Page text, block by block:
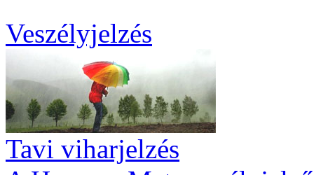
Veszélyjelzés
Tavi viharjelzés